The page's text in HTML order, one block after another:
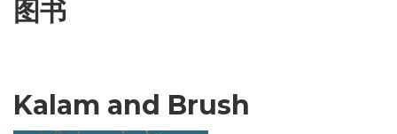
图书
Kalam and Brush